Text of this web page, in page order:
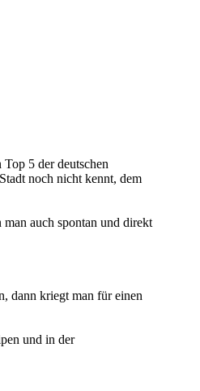
5 der deutschen
noch nicht kennt, dem
auch spontan und direkt
dann kriegt man für einen
und in der